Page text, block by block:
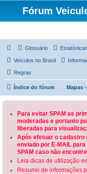
Fórum
Glossário
Veículos no Brasil
Regras
Índice do fórum Mapas
Para evitar SPAM as
moderadas e portanto
liberadas para
Após efetuar o cadastro
enviado por E-MAIL
SPAM caso não
Leia dicas de utilização
Resumo de informações